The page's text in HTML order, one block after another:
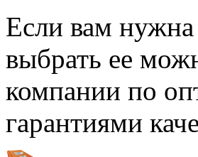
Если вам нужна
выбрать ее
компании по
гарантиями